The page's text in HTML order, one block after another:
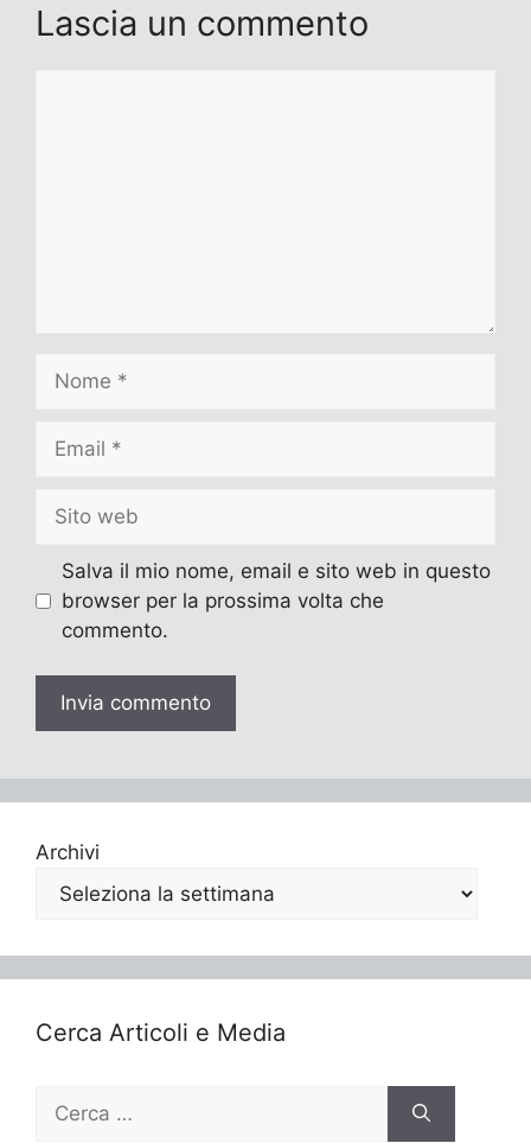
Lascia un commento
web
Salva il mio nome, email e sito web in questo
browser per la prossima volta che
commento.
Archivi
Cerca Articoli e Media
Ricerca